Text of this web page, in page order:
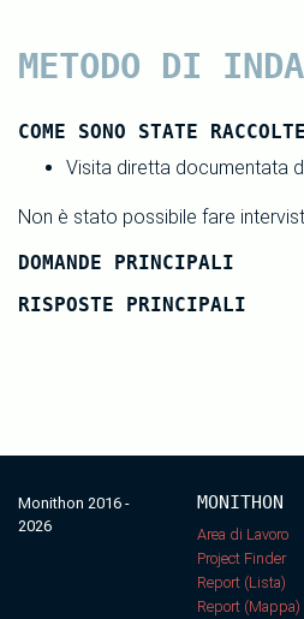
METODO DI
COME SONO STATE
Visita diretta documentata
Non è stato possibile fare
DOMANDE PRINCIPALI
RISPOSTE PRINCIPALI
Monithon 2016 -
2026
MONITHON
Area di Lavoro
Project Finder
Report (Lista)
Report (Mappa)